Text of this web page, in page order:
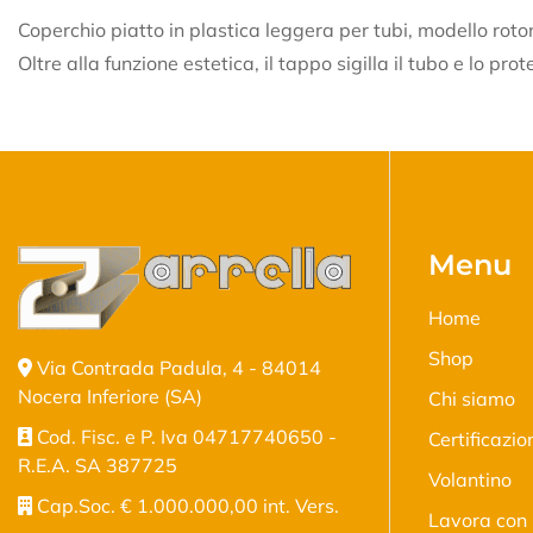
Coperchio piatto in plastica leggera per tubi, modello
Oltre alla funzione estetica, il tappo sigilla il tubo e lo
Via Contrada Padula, 4 - 84014
Nocera Inferiore (SA)
Cod. Fisc. e P. Iva 04717740650 -
R.E.A. SA 387725
Cap.Soc. € 1.000.000,00 int. Vers.
Menu
Home
Shop
Chi siamo
Volantino
Lavora con